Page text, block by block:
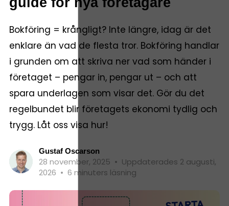
Bokföring = krångligt? Inte längre, idag är det
enklare än vad de flesta tror. Bokföring handlar
i grunden om att skriva ner vad som händer i
företaget – pengar in, pengar ut – och att
spara underlagen som visar det. Gör du det
regelbundet blir företagets ekonomi tydlig och
trygg. Låt oss visa hur!
Gustaf Oscarson
28 november, 2025 • Uppdaterades 2 augusti,
2026 • 6 minuters läsning